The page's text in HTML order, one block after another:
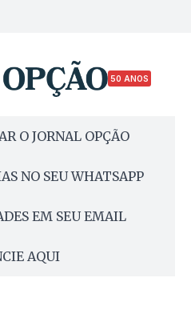
50 ANOS
O JORNAL OPÇÃO
NO SEU WHATSAPP
EM SEU EMAIL
AQUI